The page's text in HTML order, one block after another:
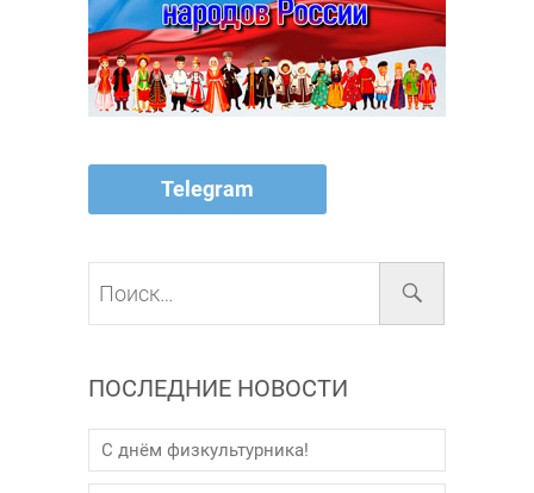
Telegram
ПОСЛЕДНИЕ НОВОСТИ
С днём физкультурника!